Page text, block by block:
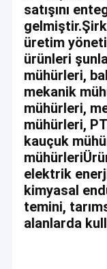
satışını
üretim
ürünleri
mühürleri,
mekanik
mühürleri,
mühürleri,
kauçuk
elektrik
kimyasal
temini,
alanlarda